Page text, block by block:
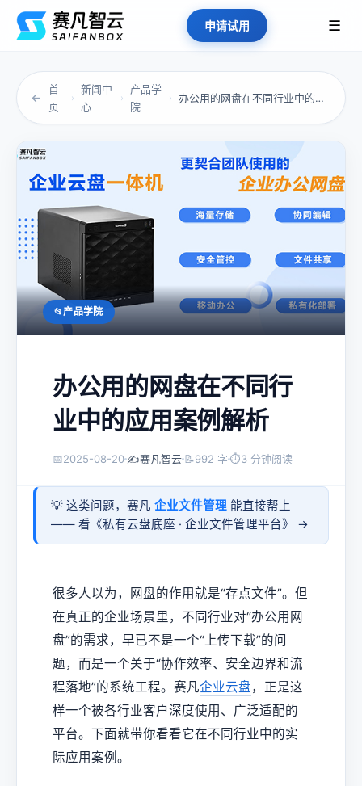
申请试用 ☰
←
首
页
›
新闻中
心
›
产品学
院
› 办公用的网盘在不同行业中的应用案例解析
产品学院
办公用的网盘在不同行
业中的应用案例解析
📅2025-08-20 ✍️赛凡智云 📝992 字 ⏱3 分钟阅读
💡 这类问题，赛凡 企业文件管理 能直接帮上
—— 看《私有云盘底座 · 企业文件管理平台》 →
很多人以为，网盘的作用就是“存点文件”。但
在真正的企业场景里，不同行业对“办公用网
盘”的需求，早已不是一个“上传下载”的问
题，而是一个关于“协作效率、安全边界和流
程落地”的系统工程。赛凡企业云盘，正是这
样一个被各行业客户深度使用、广泛适配的
平台。下面就带你看看它在不同行业中的实
际应用案例。